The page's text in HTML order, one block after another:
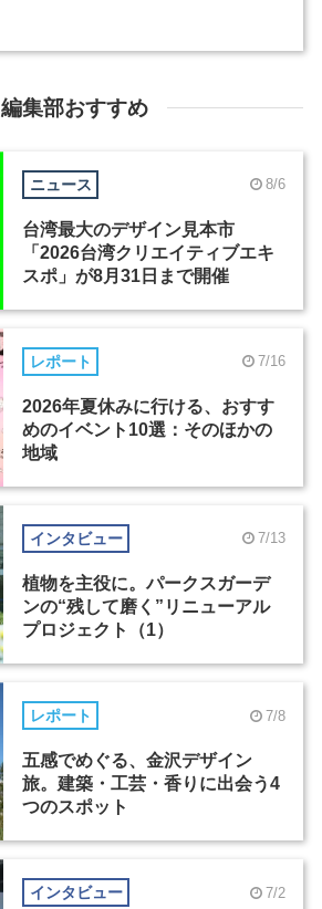
編集部おすすめ
ニュース 8/6
台湾最大のデザイン見本市
「2026台湾クリエイティブエキ
スポ」が8月31日まで開催
レポート 7/16
2026年夏休みに行ける、おすす
めのイベント10選：そのほかの
地域
インタビュー 7/13
植物を主役に。パークスガーデ
ンの“残して磨く”リニューアル
プロジェクト（1）
レポート 7/8
五感でめぐる、金沢デザイン
旅。建築・工芸・香りに出会う4
つのスポット
インタビュー 7/2